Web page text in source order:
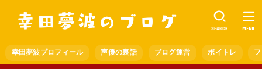
幸田夢波プロフィール 声優の裏話 ブログ運営 ボイトレ
SEARCH MENU